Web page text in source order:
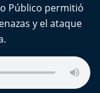
Público permitió
y el ataque